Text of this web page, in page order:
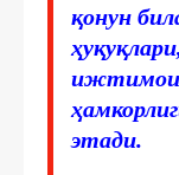
қонун
этади.